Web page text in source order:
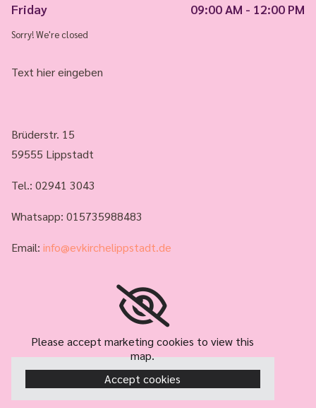
Friday
09:00 AM - 12:00 PM
Sorry! We're closed
Text hier eingeben
Brüderstr. 15
59555 Lippstadt
Tel.: 02941 3043
Whatsapp: 015735988483
Email: info@evkirchelippstadt.de
Please accept marketing cookies to view this
map.
Accept cookies